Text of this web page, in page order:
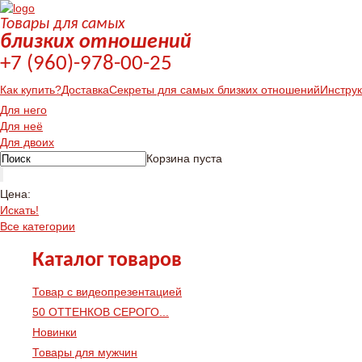
Товары для самых
близких отношений
+7 (960)-978-00-25
Как купить?ДоставкаСекреты для самых близких отношений
Для него
Для неё
Для двоих
Цена:
Искать!
Корзина пуста
Все категории
Каталог товаров
Товар с видеопрезентацией
50 ОТТЕНКОВ СЕРОГО...
Новинки
Товары для мужчин